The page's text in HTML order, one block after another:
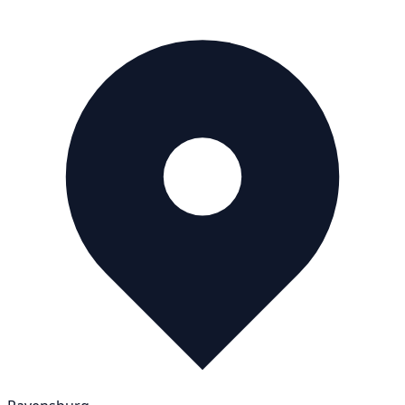
oder blockierten Wegen kommt es auf klares Handeln
an. Schulungen und Sicherheitsunterweisungen bieten
eine gute Möglichkeit, das notwendige Verhalten
praxisnah zu vermitteln.